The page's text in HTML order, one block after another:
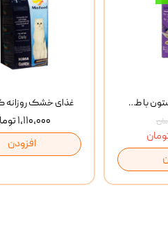
۱,۱۱۰,۰۰۰ تومان
افزودن
بستنی گربه وینستون با طعم مرغ و ماهی Winstone Chicken & Fish بسته 8 عددی